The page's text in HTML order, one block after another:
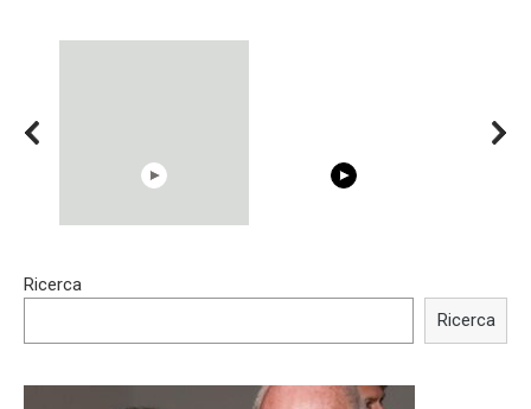
Trying BOLLYWOOD
Shocking illusion - Pretty
Ricerca
Ricerca